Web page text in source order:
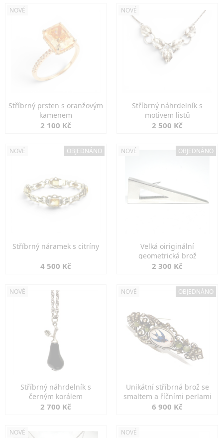
NOVÉ
Stříbrný prsten s oranžovým
kamenem
2 100 Kč
NOVÉ
Stříbrný náhrdelník s
motivem listů
2 500 Kč
NOVÉ OBJEDNÁNO
Stříbrný náramek s citríny
4 500 Kč
NOVÉ OBJEDNÁNO
Velká oiriginální
geometrická brož
2 300 Kč
NOVÉ
Stříbrný náhrdelník s
černým korálem
2 700 Kč
NOVÉ OBJEDNÁNO
Unikátní stříbrná brož se
smaltem a říčními perlami
6 900 Kč
NOVÉ NOVÉ